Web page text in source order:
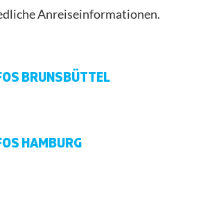
Anreiseinformationen.
BRUNSBÜTTEL
HAMBURG